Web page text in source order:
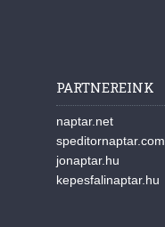
PARTNEREINK
naptar.net
speditornaptar.com
jonaptar.hu
kepesfalinaptar.hu